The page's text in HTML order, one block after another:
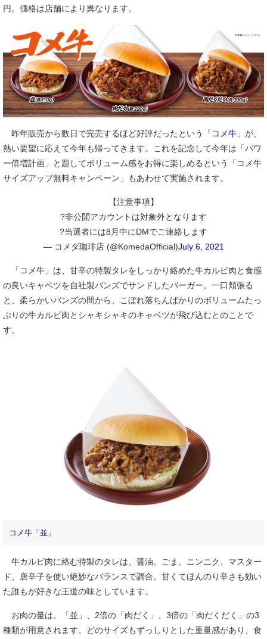
円。価格は店舗により異なります。
昨年販売から数日で完売するほど好評だったという「 コメ牛 」が、
熱い要望に応えて今年も帰ってきます。これを記念して今年は「パワ
ー倍増計画」と題してボリューム感をお得に楽しめるという「コメ牛
サイズアップ無料キャンペーン」もあわせて実施されます。
【注意事項】
?非公開アカウントは対象外となります
?当選者には8月中にDMでご連絡します
— コメダ珈琲店 (@KomedaOfficial)July 6, 2021
「コメ牛」は、甘辛の特製タレをしっかり絡めた牛カルビ肉と食感
の良いキャベツを自社製バンズでサンドしたバーガー。一口頬張る
と、柔らかいバンズの間から、こぼれ落ちんばかりのボリュームたっ
ぷりの牛カルビ肉とシャキシャキのキャベツが飛び込むとのことで
す。
コメ牛「並」
牛カルビ肉に絡む特製のタレは、醤油、ごま、ニンニク、マスター
ド、唐辛子を使い絶妙なバランスで調合。甘くてほんのり辛さも効い
た誰もが好きな王道の味としています。
お肉の量は、「並」、2倍の「肉だく」、3倍の「肉だくだく」の3
種類が用意されます。どのサイズもずっしりとした重量感があり、食